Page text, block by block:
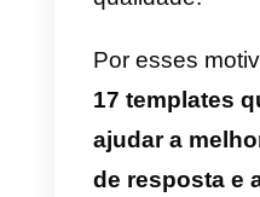
maneira
tempo e
muito difícil